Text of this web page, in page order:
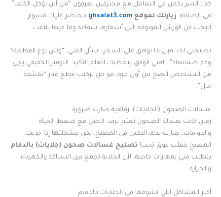
كذا، السر يكمن في التعامل مع محترفين يعرفون “من أين تؤكل الكتف”
في الصيانة. زيارتك لموقع ghsalat3.com بتختصر عليك مشوار
البحث عن الورش الموثوقة اللي أسعارها شفافة وما فيها تلاعب.
نصيحتي لك: قبل ما توافق على السعر، اسأل الفني: “وش نوع القطعة؟
وكم ضمانها؟”. الفني الواثق بيعطيك العلم الأكيد. التوفير الحقيقي يجي
من التشخيص الصح من أول مرة، مو من تركيب قطع غيار “تمشية
حال”.
غسالات الصحون (الجلايات): رفاهية صارت ضرورة
زمان كانت غسالة الصحون تعتبر ترف، الحين مع ضغط الحياة
والدوامات، صارت يدك اليمين في المطبخ. لكن مشكلتها إذا خربت،
المطبخ ينقلب فوق تحت! تصليح غسالات صحون (جلايات) بالدمام
يتطلب فني بمهارات خاصة، لأن الجلاية تجمع بين السباكة والكهرباء
والحرارة.
أكثر المشاكل اللي نشوفها في الجلايات بالدمام: